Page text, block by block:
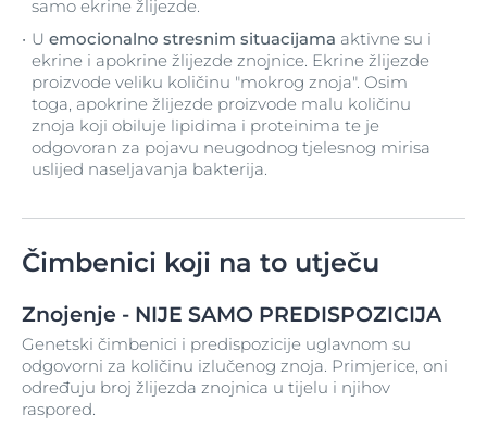
samo ekrine žlijezde.
U emocionalno stresnim situacijama aktivne su i
ekrine i apokrine žlijezde znojnice. Ekrine žlijezde
proizvode veliku količinu "mokrog znoja". Osim
toga, apokrine žlijezde proizvode malu količinu
znoja koji obiluje lipidima i proteinima te je
odgovoran za pojavu neugodnog tjelesnog mirisa
uslijed naseljavanja bakterija.
Čimbenici koji na to utječu
Znojenje - NIJE SAMO PREDISPOZICIJA
Genetski čimbenici i predispozicije uglavnom su
odgovorni za količinu izlučenog znoja. Primjerice, oni
određuju broj žlijezda znojnica u tijelu i njihov
raspored.